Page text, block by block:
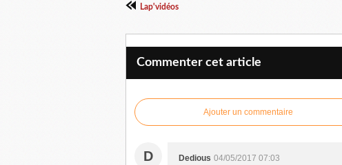
Lap'vidéos
Commenter cet article
Ajouter un commentaire
D Dedious 04/05/2017 07:03